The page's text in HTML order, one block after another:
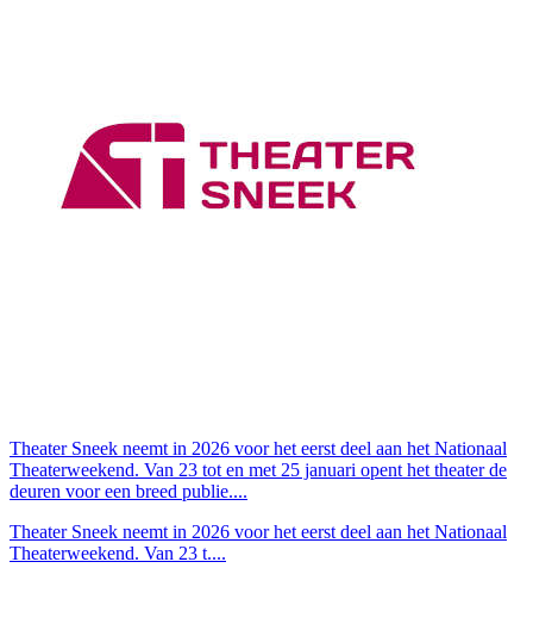
Theater Sneek neemt in 2026 voor het eerst deel aan het Nationaal
Theaterweekend. Van 23 tot en met 25 januari opent het theater de
deuren voor een breed publie....
Theater Sneek neemt in 2026 voor het eerst deel aan het Nationaal
Theaterweekend. Van 23 t....